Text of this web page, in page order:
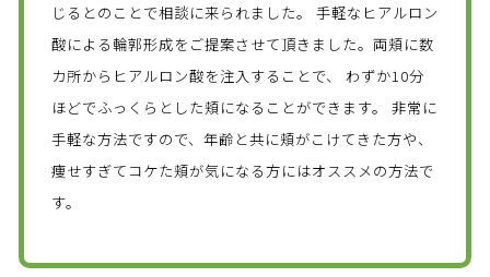
じるとのことで相談に来られました。 手軽なヒアルロン
酸による輪郭形成をご提案させて頂きました。両頬に数
カ所からヒアルロン酸を注入することで、 わずか10分
ほどでふっくらとした頬になることができます。 非常に
手軽な方法ですので、年齢と共に頬がこけてきた方や、
痩せすぎてコケた頬が気になる方にはオススメの方法で
す。